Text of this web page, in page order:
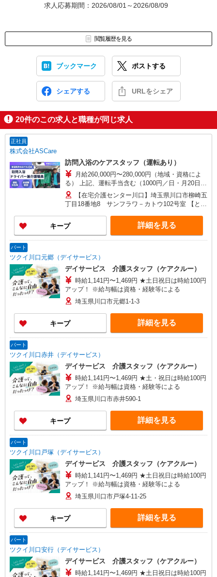
求人応募期間：2026/08/01～2026/08/09
閲覧履歴を見る
ブックマーク ポストする
シェアする URLをシェア
20件のこの求人と職種が同じ求人
正社員
株式会社ASCare
訪問入浴のケアスタッフ（運転あり）
月給260,000円〜280,000円（地域・資格によ
る） 上記、運転手当含む（1000円／日・月20日換
算） ★介護福祉士の方は月給20,000円加算（資格
手当） 別途交通費支給（30,000円上限／月） 別途
残業手当（月平均残業時間15時間）残業代全額支
給
【在宅介護センター川口】埼玉県川口市柳崎五
丁目18番地8 サンフラワ－カトウ102号室 【とこ
川ビル1階 【在宅介護センター加須】埼玉県加須
市花崎一丁目23番地10 【在宅介護センター上尾】
埼玉県上尾市上町一丁目11番地20 伊藤店舗1階
丁目2番地2 AMENITYHOUSE 【在宅介護センタ
ー春日部】埼玉県春日部市粕壁東二丁目3番地40
グレースヒル橋本202号室
キープ 詳細を見る
パート
ツクイ川口元郷（デイサービス）
デイサービス 介護スタッフ（ケアクルー）
時給1,141円〜1,469円 ★土日祝日は時給100円
アップ！ ※給与幅は資格・経験等による
埼玉県川口市元郷1-1-3
キープ 詳細を見る
パート
ツクイ川口赤井（デイサービス）
デイサービス 介護スタッフ（ケアクルー）
時給1,141円〜1,469円 ★土・祝日は時給100円
アップ！ ※給与幅は資格・経験等による
埼玉県川口市赤井590-1
キープ 詳細を見る
パート
ツクイ川口戸塚（デイサービス）
デイサービス 介護スタッフ（ケアクルー）
時給1,141円〜1,469円 ★土日祝日は時給100円
アップ！ ※給与幅は資格・経験等による
埼玉県川口市戸塚4-11-25
キープ 詳細を見る
パート
ツクイ川口安行（デイサービス）
デイサービス 介護スタッフ（ケアクルー）
時給1,141円〜1,469円 ★土日祝日は時給100円